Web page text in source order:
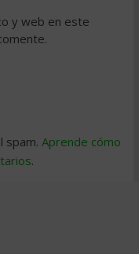
y web en este
spam. Aprende cómo
.